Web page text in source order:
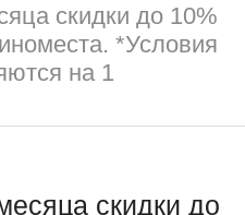
скидки до 10%
*Условия
на 1
скидки до